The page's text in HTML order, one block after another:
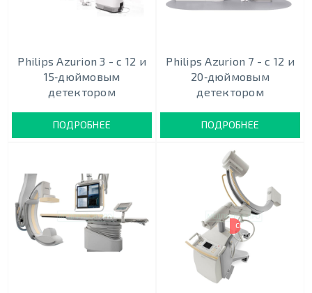
Philips Azurion 3 - c 12 и
15‑дюймовым
детектором
ПОДРОБНЕЕ
Philips Azurion 7 - c 12 и
20‑дюймовым
детектором
ПОДРОБНЕЕ
СКИДКА ДО 40%